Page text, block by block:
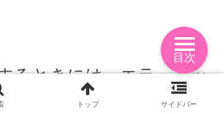
るときには、エラーメッ
ている詳細情報や、接続
トップ サイドバー
目次